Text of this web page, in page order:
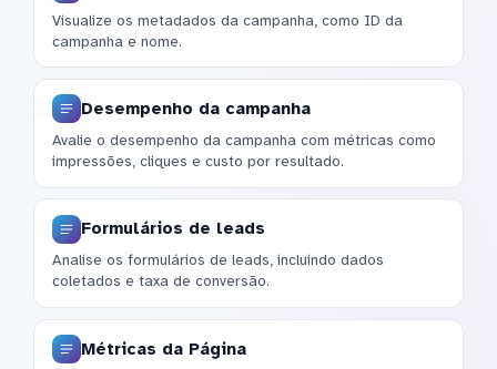
Visualize os metadados da campanha, como ID da
campanha e nome.
Desempenho da campanha
Avalie o desempenho da campanha com métricas como
impressões, cliques e custo por resultado.
Formulários de leads
Analise os formulários de leads, incluindo dados
coletados e taxa de conversão.
Métricas da Página